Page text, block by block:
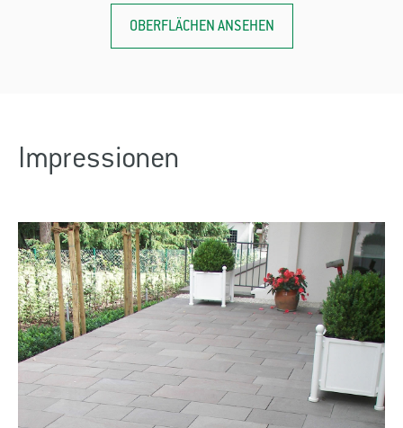
OBERFLÄCHEN ANSEHEN
Impressionen